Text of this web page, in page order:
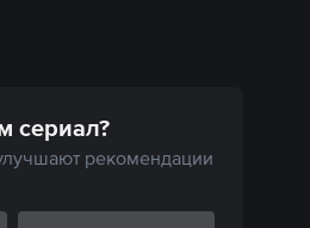
сериал?
рекомендации